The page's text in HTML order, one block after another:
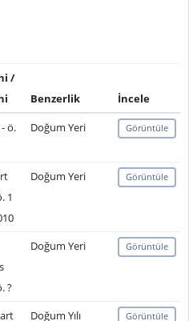
/
Benzerlik
İncele
ö.
Doğum Yeri Görüntüle
1
Doğum Yeri Görüntüle
?
Doğum Yeri Görüntüle
Doğum Yılı Görüntüle